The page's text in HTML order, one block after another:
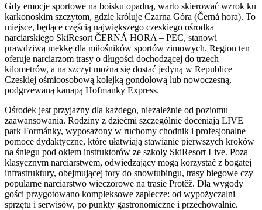
Gdy emocje sportowe na boisku opadną, warto skierować wzrok ku
karkonoskim szczytom, gdzie króluje Czarna Góra (Černá hora). To
miejsce, będące częścią największego czeskiego ośrodka
narciarskiego SkiResort ČERNÁ HORA – PEC, stanowi
prawdziwą mekkę dla miłośników sportów zimowych. Region ten
oferuje narciarzom trasy o długości dochodzącej do trzech
kilometrów, a na szczyt można się dostać jedyną w Republice
Czeskiej ośmioosobową kolejką gondolową lub nowoczesną,
podgrzewaną kanapą Hofmanky Express.
Ośrodek jest przyjazny dla każdego, niezależnie od poziomu
zaawansowania. Rodziny z dziećmi szczególnie doceniają LIVE
park Formánky, wyposażony w ruchomy chodnik i profesjonalne
pomoce dydaktyczne, które ułatwiają stawianie pierwszych kroków
na śniegu pod okiem instruktorów ze szkoły SkiResort Live. Poza
klasycznym narciarstwem, odwiedzający mogą korzystać z bogatej
infrastruktury, obejmującej tory do snowtubingu, trasy biegowe czy
popularne narciarstwo wieczorowe na trasie Protěž. Dla wygody
gości przygotowano kompleksowe zaplecze: od wypożyczalni
sprzętu i serwisów, po punkty gastronomiczne i przechowalnie.